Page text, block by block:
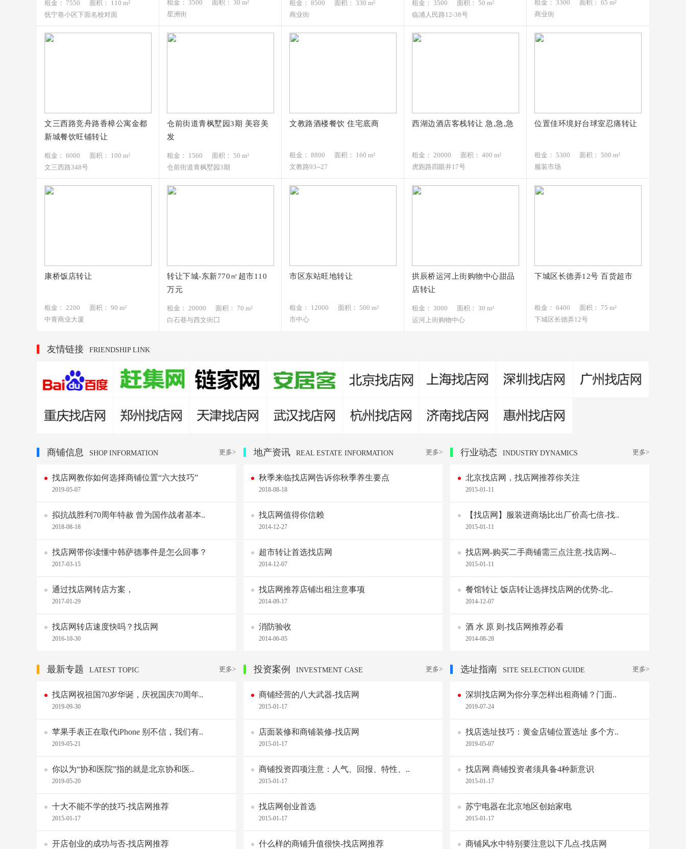
租金： 7550
面积： 110 m²
抚宁巷小区下面名校对面
租金： 3500
面积： 30 m²
星洲街
租金： 8500
面积： 330 m²
商业街
租金： 3500
面积： 50 m²
临浦人民路12-38号
租金： 3300
面积： 65 m²
商业街
6000元/月
159*****865
文三西路竞舟路香樟公寓金都
新城餐饮旺铺转让
租金： 6000
面积： 100 m²
文三西路348号
1560元/月
131*****335
仓前街道青枫墅园3期 美容美
发
租金： 1560
面积： 50 m²
仓前街道青枫墅园3期
8800元/月
文教路酒楼餐饮 住宅底商
租金： 8800
面积： 160 m²
文教路93--27
20000元/月
西湖边酒店客栈转让 急,急,急
租金： 20000
面积： 400 m²
虎跑路四眼井17号
5300元/月
位置佳环境好台球室忍痛转让
租金： 5300
面积： 500 m²
服装市场
2200元/月
康桥饭店转让
租金： 2200
面积： 90 m²
中青商业大厦
20000元/月
136*****721
转让下城-东新770㎡超市110
万元
租金： 20000
面积： 70 m²
白石巷与西文街囗
12000元/月
市区东站旺地转让
租金： 12000
面积： 500 m²
市中心
3000元/月
180*****687
拱辰桥运河上街购物中心甜品
店转让
租金： 3000
面积： 30 m²
运河上街购物中心
6400元/月
下城区长德弄12号 百货超市
租金： 6400
面积： 75 m²
下城区长德弄12号
友情链接 FRIENDSHIP LINK
商铺信息 SHOP INFORMATION 更多>
找店网教你如何选择商铺位置“六大技巧”
2019-05-07
拟抗战胜利70周年特赦 曾为国作战者基本..
2018-08-18
找店网带你读懂中韩萨德事件是怎么回事？
2017-03-15
通过找店网转店方案，
2017-01-29
找店网转店速度快吗？找店网
2016-10-30
地产资讯 REAL ESTATE INFORMATION 更多>
秋季来临找店网告诉你秋季养生要点
2018-08-18
找店网值得你信赖
2014-12-27
超市转让首选找店网
2014-12-07
找店网推荐店铺出租注意事项
2014-09-17
消防验收
2014-06-05
行业动态 INDUSTRY DYNAMICS 更多>
北京找店网，找店网推荐你关注
2015-01-11
【找店网】服装进商场比出厂价高七倍-找..
2015-01-11
找店网-购买二手商铺需三点注意-找店网-..
2015-01-11
餐馆转让 饭店转让选择找店网的优势-北..
2014-12-07
酒 水 原 则-找店网推荐必看
2014-08-28
最新专题 LATEST TOPIC 更多>
找店网祝祖国70岁华诞，庆祝国庆70周年..
2019-09-30
苹果手表正在取代iPhone 别不信，我们有..
2019-05-21
你以为“协和医院”指的就是北京协和医..
2019-05-20
十大不能不学的技巧-找店网推荐
2015-01-17
开店创业的成功与否-找店网推荐
投资案例 INVESTMENT CASE 更多>
商铺经营的八大武器-找店网
2015-01-17
店面装修和商铺装修-找店网
2015-01-17
商铺投资四项注意：人气、回报、特性、..
2015-01-17
找店网创业首选
2015-01-17
什么样的商铺升值很快-找店网推荐
选址指南 SITE SELECTION GUIDE 更多>
深圳找店网为你分享怎样出租商铺？门面..
2019-07-24
找店选址技巧：黄金店铺位置选址 多个方..
2019-05-07
找店网 商铺投资者须具备4种新意识
2015-01-17
苏宁电器在北京地区创始家电
2015-01-17
商铺风水中特别要注意以下几点-找店网